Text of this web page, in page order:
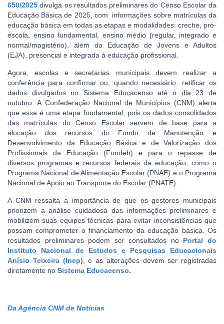
650/2025 divulga os resultados preliminares do Censo Escolar da
Educação Básica de 2025, com informações sobre matrículas da
educação básica em todas as etapas e modalidades: creche, pré-
escola, ensino fundamental, ensino médio (regular, integrado e
normal/magistério), além da Educação de Jovens e Adultos
(EJA), presencial e integrada à educação profissional.
Agora, escolas e secretarias municipais devem realizar a
conferência para confirmar ou, quando necessário, retificar os
dados divulgados no Sistema Educacenso até o dia 23 de
outubro. A Confederação Nacional de Municípios (CNM) alerta
que essa é uma etapa fundamental, pois os dados consolidados
das matrículas do Censo Escolar servem de base para a
alocação dos recursos do Fundo de Manutenção e
Desenvolvimento da Educação Básica e de Valorização dos
Profissionais da Educação (Fundeb) e para o repasse de
diversos programas e recursos federais da educação, como o
Programa Nacional de Alimentação Escolar (PNAE) e o Programa
Nacional de Apoio ao Transporte do Escolar (PNATE).
A CNM ressalta a importância de que os gestores municipais
priorizem a análise cuidadosa das informações preliminares e
mobilizem suas equipes técnicas para evitar inconsistências que
possam comprometer o financiamento da educação básica. Os
resultados preliminares podem ser consultados no Portal do
Instituto Nacional de Estudos e Pesquisas Educacionais
Anísio Teixeira (Inep), e as alterações devem ser registradas
diretamente no Sistema Educacenso.
Da Agência CNM de Notícias